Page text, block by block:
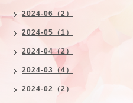
2024-06（2）
2024-05（1）
2024-04（2）
2024-03（4）
2024-02（2）